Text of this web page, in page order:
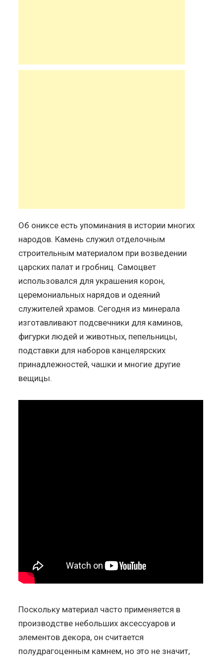
Об ониксе есть упоминания в истории многих
народов. Камень служил отделочным
строительным материалом при возведении
царских палат и гробниц. Самоцвет
использовался для украшения корон,
церемониальных нарядов и одеяний
служителей храмов. Сегодня из минерала
изготавливают подсвечники для каминов,
фигурки людей и животных, пепельницы,
подставки для наборов канцелярских
принадлежностей, чашки и многие другие
вещицы.
Поскольку материал часто применяется в
производстве небольших аксессуаров и
элементов декора, он считается
полудрагоценным камнем, но это не значит,